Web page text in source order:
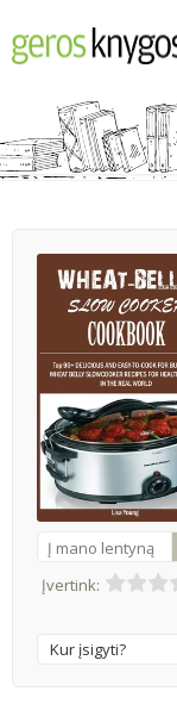
Į mano lentyną
Įvertink:
Kur įsigyti?